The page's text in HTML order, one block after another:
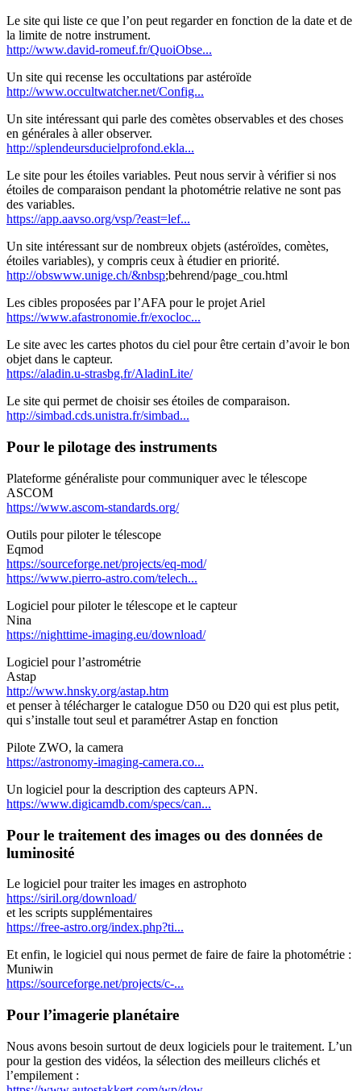
Le site qui liste ce que l’on peut regarder en fonction de la date et de
la limite de notre instrument.
http://www.david-romeuf.fr/QuoiObse...
Un site qui recense les occultations par astéroïde
http://www.occultwatcher.net/Config...
Un site intéressant qui parle des comètes observables et des choses
en générales à aller observer.
http://splendeursducielprofond.ekla...
Le site pour les étoiles variables. Peut nous servir à vérifier si nos
étoiles de comparaison pendant la photométrie relative ne sont pas
des variables.
https://app.aavso.org/vsp/?east=lef...
Un site intéressant sur de nombreux objets (astéroïdes, comètes,
étoiles variables), y compris ceux à étudier en priorité.
http://obswww.unige.ch/&nbsp;behrend/page_cou.html
Les cibles proposées par l’AFA pour le projet Ariel
https://www.afastronomie.fr/exocloc...
Le site avec les cartes photos du ciel pour être certain d’avoir le bon
objet dans le capteur.
https://aladin.u-strasbg.fr/AladinLite/
Le site qui permet de choisir ses étoiles de comparaison.
http://simbad.cds.unistra.fr/simbad...
Pour le pilotage des instruments
Plateforme généraliste pour communiquer avec le télescope
ASCOM
https://www.ascom-standards.org/
Outils pour piloter le télescope
Eqmod
https://sourceforge.net/projects/eq-mod/
https://www.pierro-astro.com/telech...
Logiciel pour piloter le télescope et le capteur
Nina
https://nighttime-imaging.eu/download/
Logiciel pour l’astrométrie
Astap
http://www.hnsky.org/astap.htm
et penser à télécharger le catalogue D50 ou D20 qui est plus petit,
qui s’installe tout seul et paramétrer Astap en fonction
Pilote ZWO, la camera
https://astronomy-imaging-camera.co...
Un logiciel pour la description des capteurs APN.
https://www.digicamdb.com/specs/can...
Pour le traitement des images ou des données de
luminosité
Le logiciel pour traiter les images en astrophoto
https://siril.org/download/
et les scripts supplémentaires
https://free-astro.org/index.php?ti...
Et enfin, le logiciel qui nous permet de faire de faire la photométrie :
Muniwin
https://sourceforge.net/projects/c-...
Pour l’imagerie planétaire
Nous avons besoin surtout de deux logiciels pour le traitement. L’un
pour la gestion des vidéos, la sélection des meilleurs clichés et
l’empilement :